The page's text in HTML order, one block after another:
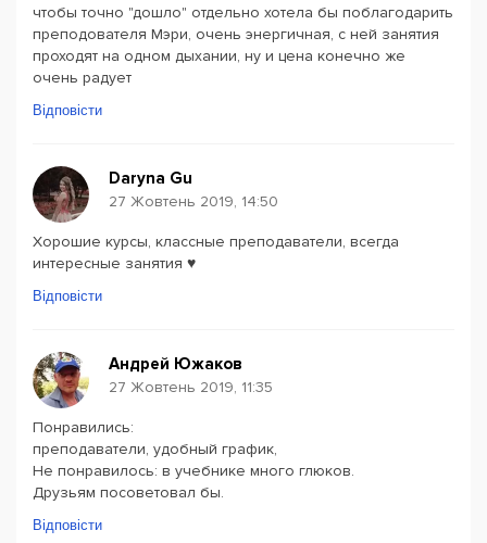
чтобы точно "дошло" отдельно хотела бы поблагодарить
преподователя Мэри, очень энергичная, с ней занятия
проходят на одном дыхании, ну и цена конечно же
очень радует
Відповісти
Daryna Gu
27 Жовтень 2019, 14:50
Хорошие курсы, классные преподаватели, всегда
интересные занятия ♥️
Відповісти
Андрей Южаков
27 Жовтень 2019, 11:35
Понравились:
преподаватели, удобный график,
Не понравилось: в учебнике много глюков.
Друзьям посоветовал бы.
Відповісти